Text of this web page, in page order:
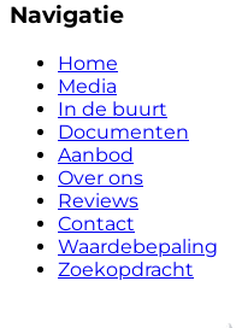
Navigatie
Home
Media
In de buurt
Documenten
Aanbod
Over ons
Reviews
Contact
Waardebepaling
Zoekopdracht